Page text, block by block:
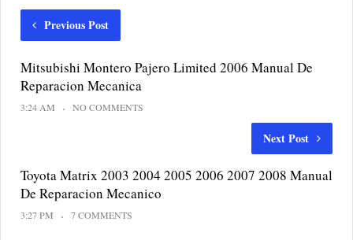
Previous Post
Mitsubishi Montero Pajero Limited 2006 Manual De
Reparacion Mecanica
3:24 AM NO COMMENTS
Next Post
Toyota Matrix 2003 2004 2005 2006 2007 2008 Manual
De Reparacion Mecanico
3:27 PM 7 COMMENTS